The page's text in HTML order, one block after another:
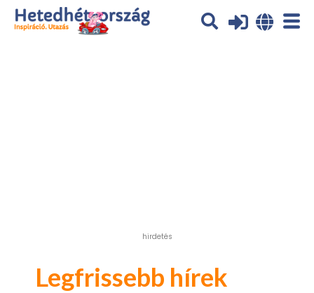
Az oldal sütiket (cookies) használ. További tájékoztatás itt:
Adatvédelmi tájékoztató
hirdetés
Legfrissebb hírek